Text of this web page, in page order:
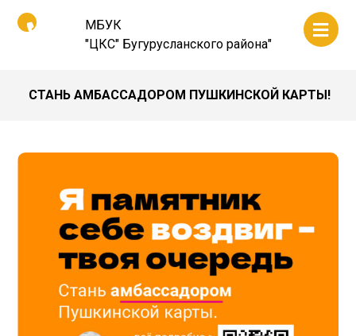
МБУК
"ЦКС" Бугурусланского района"
СТАНЬ АМБАССАДОРОМ ПУШКИНСКОЙ КАРТЫ!